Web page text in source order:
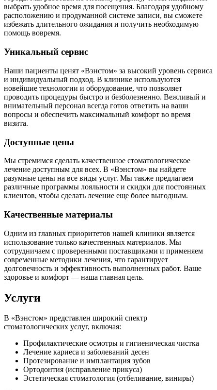
выбрать удобное время для посещения. Благодаря удобному
расположению и продуманной системе записи, вы сможете
избежать длительного ожидания и получить необходимую
помощь вовремя.
Уникальный сервис
Наши пациенты ценят «Вэнстом» за высокий уровень сервиса
и индивидуальный подход. В клинике используются
новейшие технологии и оборудование, что позволяет
проводить процедуры быстро и безболезненно. Вежливый и
внимательный персонал всегда готов ответить на ваши
вопросы и обеспечить максимальный комфорт во время
визита.
Доступные цены
Мы стремимся сделать качественное стоматологическое
лечение доступным для всех. В «Вэнстом» вы найдете
разумные цены на все виды услуг. Мы также предлагаем
различные программы лояльности и скидки для постоянных
клиентов, чтобы сделать лечение еще более выгодным.
Качественные материалы
Одним из главных приоритетов нашей клиники является
использование только качественных материалов. Мы
сотрудничаем с проверенными поставщиками и применяем
современные методики лечения, что гарантирует
долговечность и эффективность выполненных работ. Ваше
здоровье и комфорт — наша главная цель.
Услуги
В «Вэнстом» представлен широкий спектр
стоматологических услуг, включая:
Профилактические осмотры и гигиеническая чистка
Лечение кариеса и заболеваний десен
Протезирование и имплантация зубов
Ортодонтия (исправление прикуса)
Эстетическая стоматология (отбеливание, виниры)